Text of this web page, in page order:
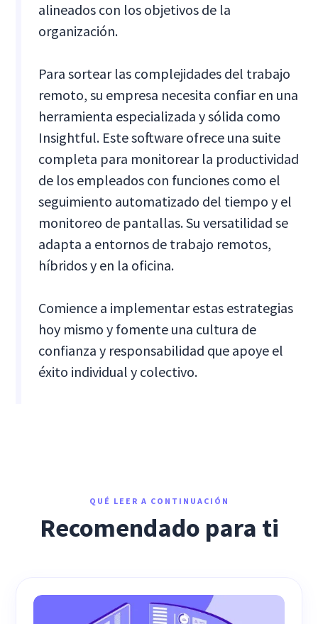
alineados con los objetivos de la
organización.
Para sortear las complejidades del trabajo
remoto, su empresa necesita confiar en una
herramienta especializada y sólida como
Insightful. Este software ofrece una suite
completa para monitorear la productividad
de los empleados con funciones como el
seguimiento automatizado del tiempo y el
monitoreo de pantallas. Su versatilidad se
adapta a entornos de trabajo remotos,
híbridos y en la oficina.
Comience a implementar estas estrategias
hoy mismo y fomente una cultura de
confianza y responsabilidad que apoye el
éxito individual y colectivo.
QUÉ LEER A CONTINUACIÓN
Recomendado para ti